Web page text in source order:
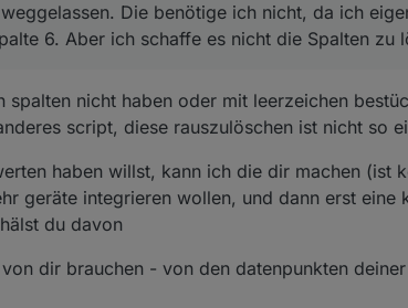
6. Aber ich schaffe es nicht die Spalten zu löschen.
Die benötige ich nicht, da ich
6. Aber ich schaffe es nicht die Spalten zu
nicht haben oder mit leerzeichen
script, diese rauszulöschen ist nicht so
haben willst, kann ich die dir machen (ist
geräte integrieren wollen, und dann erst eine
du davon
dir brauchen - von den datenpunkten